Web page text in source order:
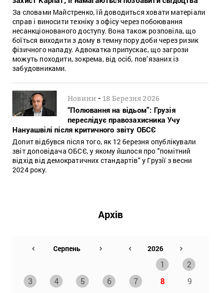
За словами Майстренко, їй доводиться ховати матеріали
справ і виносити техніку з офісу через побоювання
несанкціонованого доступу. Вона також розповіла, що
боїться виходити з дому в темну пору доби через ризик
фізичного нападу. Адвокатка припускає, що загрози
можуть походити, зокрема, від осіб, пов’язаних із
забудовниками.
Новини -18 Березня 2026
“Полювання на відьом”: Грузія
переслідує правозахисника Учу
Нануашвілі після критичного звіту ОБСЄ
Допит відбувся після того, як 12 березня опублікували
звіт доповідача ОБСЄ, у якому йшлося про "помітний
відхід від демократичних стандартів" у Грузії з весни
2024 року.
Архів
1
2
3
4 5 6 7 8
9